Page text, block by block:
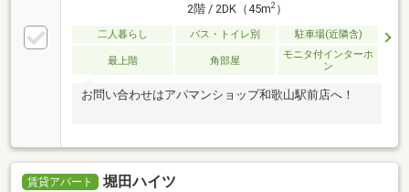
2階 / 2DK（45m2）
二人暮らし バス・トイレ別 駐車場(近隣含)
最上階 角部屋
モニタ付インターホ
ン
お問い合わせはアパマンショップ和歌山駅前店へ！
賃貸アパート 堀田ハイツ